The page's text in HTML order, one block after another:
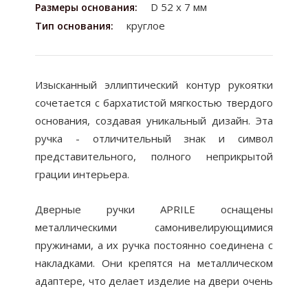
Размеры основания: D 52 х 7 мм
Тип основания: круглое
Изысканный эллиптический контур рукоятки
сочетается с бархатистой мягкостью твердого
основания, создавая уникальный дизайн. Эта
ручка - отличительный знак и символ
представительного, полного неприкрытой
грации интерьера.
Дверные ручки APRILE оснащены
металлическими самонивелирующимися
пружинами, а их ручка постоянно соединена с
накладками. Они крепятся на металлическом
адаптере, что делает изделие на двери очень